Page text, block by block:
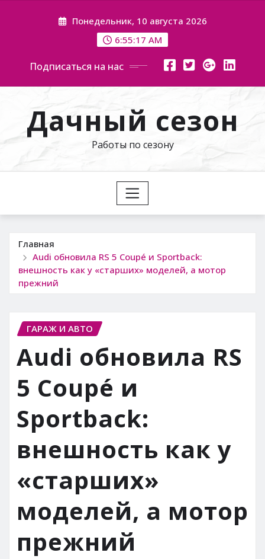
Понедельник, 10 августа 2026
6:55:18 AM
Подписаться на нас
Дачный сезон
Работы по сезону
Главная
Audi обновила RS 5 Coupé и Sportback:
внешность как у «старших» моделей, а мотор
прежний
ГАРАЖ И АВТО
Audi обновила RS
5 Coupé и
Sportback:
внешность как у
«старших»
моделей, а мотор
прежний